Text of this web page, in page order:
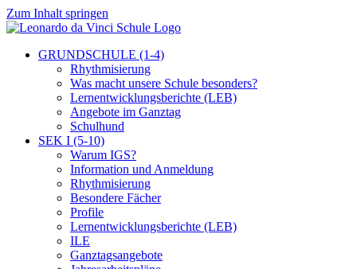
Zum Inhalt springen
GRUNDSCHULE (1-4)
Rhythmisierung
Was macht unsere Schule besonders?
Lernentwicklungsberichte (LEB)
Angebote im Ganztag
Schulhund
SEK I (5-10)
Warum IGS?
Information und Anmeldung
Rhythmisierung
Besondere Fächer
Profile
Lernentwicklungsberichte (LEB)
ILE
Ganztagsangebote